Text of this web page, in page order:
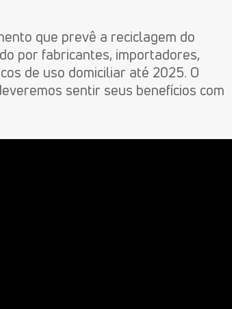
que prevê a reciclagem do
por fabricantes, importadores,
de uso domiciliar até 2025. O
sentir seus benefícios com